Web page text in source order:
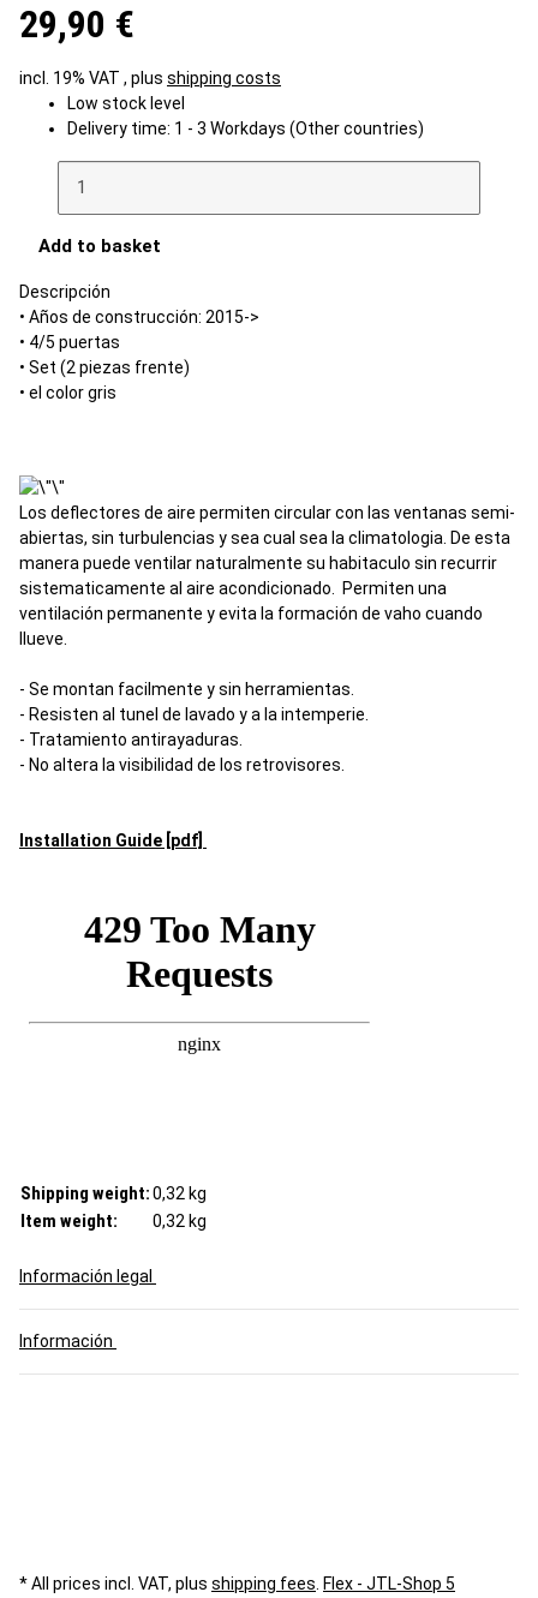
29,90 €
incl. 19% VAT , plus shipping costs
Low stock level
Delivery time: 1 - 3 Workdays (Other countries)
Add to basket
Descripción
• Años de construcción: 2015->
• 4/5 puertas
• Set (2 piezas frente)
• el color gris
Los deflectores de aire permiten circular con las ventanas semi-
abiertas, sin turbulencias y sea cual sea la climatologia. De esta
manera puede ventilar naturalmente su habitaculo sin recurrir
sistematicamente al aire acondicionado. Permiten una
ventilación permanente y evita la formación de vaho cuando
llueve.
- Se montan facilmente y sin herramientas.
- Resisten al tunel de lavado y a la intemperie.
- Tratamiento antirayaduras.
- No altera la visibilidad de los retrovisores.
Installation Guide [pdf]
Shipping weight:0,32 kg
Item weight: 0,32 kg
Información legal
Información
* All prices incl. VAT, plus shipping fees. Flex - JTL-Shop 5